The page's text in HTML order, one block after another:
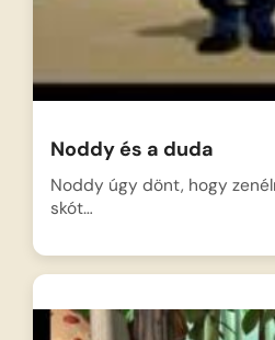
Noddy és a duda
Noddy úgy dönt, hogy
skót…